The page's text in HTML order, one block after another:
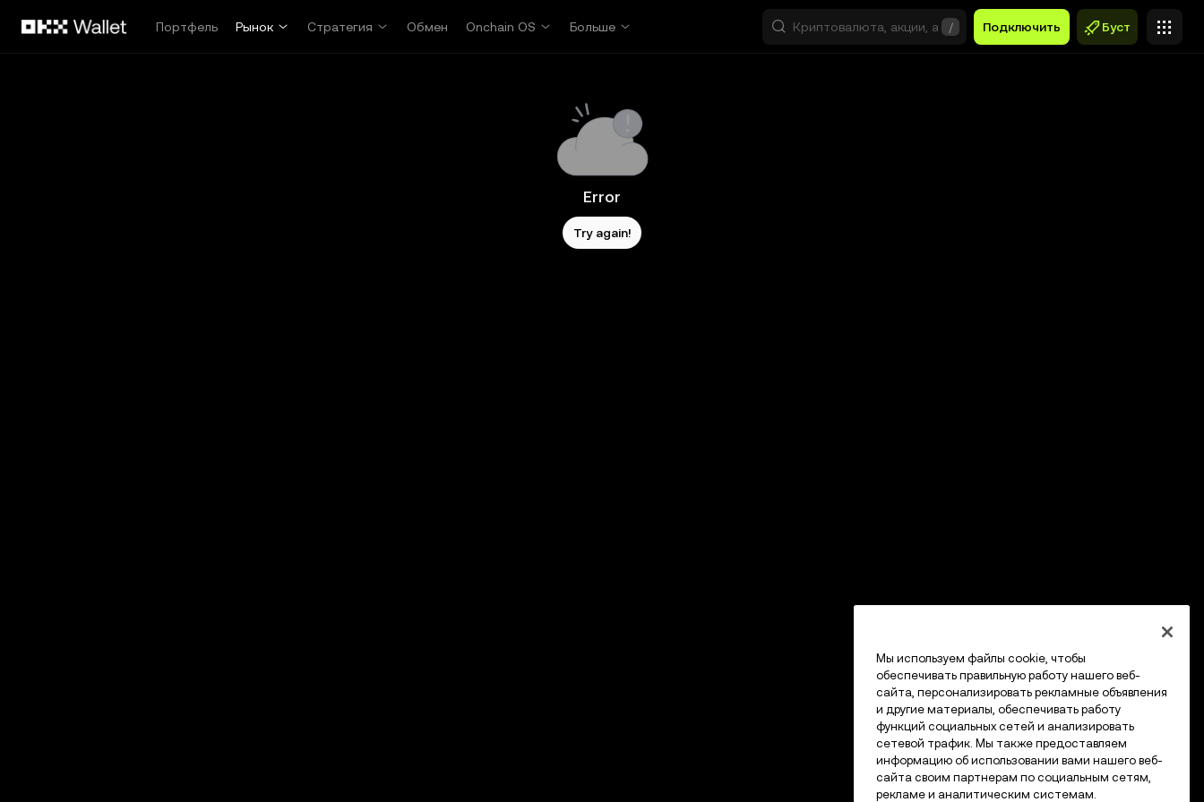
Портфель
Рынок Стратегия Обмен Onchain OS Больше / Подключить Буст
Error
Try again!
Мы используем файлы cookie, чтобы
обеспечивать правильную работу нашего веб-
сайта, персонализировать рекламные объявления
и другие материалы, обеспечивать работу
функций социальных сетей и анализировать
сетевой трафик. Мы также предоставляем
информацию об использовании вами нашего веб-
сайта своим партнерам по социальным сетям,
рекламе и аналитическим системам.